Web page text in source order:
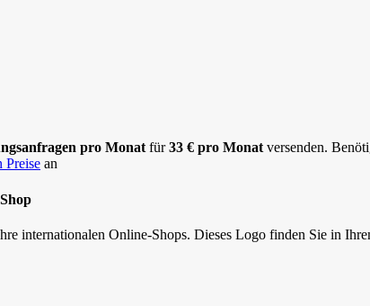
pro Monatfür33 € pro Monatversenden.
Preise an
internationalen Online-Shops. Dieses Logo finden Sie in